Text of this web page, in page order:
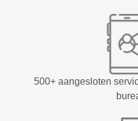
500+ aangesloten